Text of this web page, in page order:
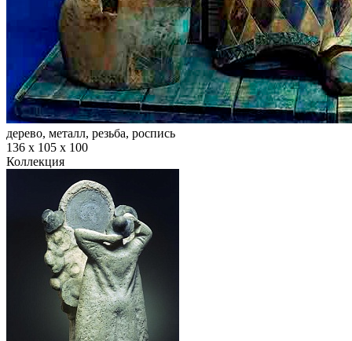
дерево, металл, резьба, роспись
136 х 105 х 100
Коллекция